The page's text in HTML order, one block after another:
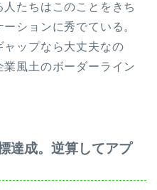
たちはこのことをきち
ションに秀でている。
ップなら大丈夫なの
風土のボーダーライン
達成。逆算してアプ